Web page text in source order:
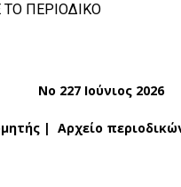
ΤΟ ΠΕΡΙΟΔΙΚΟ
Νο 227 Ιούνιος 2026
| Αρχείο